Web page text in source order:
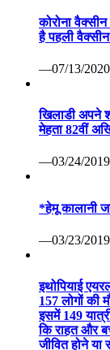
कोरोना
है पहली वैक्सीन
—07/13/2020
खिलाडी अपने
मेहता 82वीं
—03/24/2019
*हेमू कालानी
—03/23/2019
इथोपियाई
157 लोगों की
इसमें 149
कि राहत और
जीवित होने या